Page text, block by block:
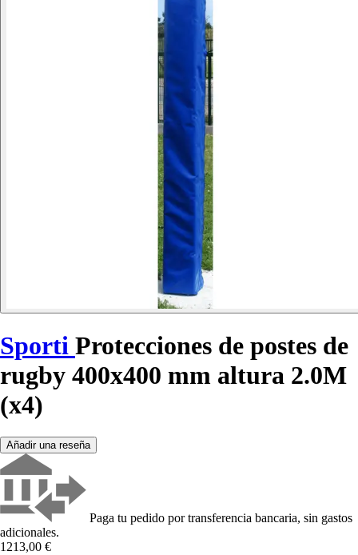
Sporti Protecciones de postes de
rugby 400x400 mm altura 2.0M
(x4)
Añadir una reseña
Paga tu pedido por transferencia bancaria, sin gastos
adicionales.
1213,00 €